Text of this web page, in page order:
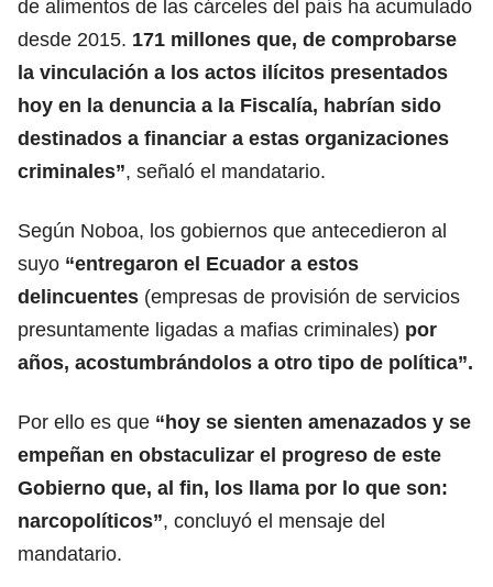
de alimentos de las cárceles del país ha acumulado
desde 2015. 171 millones que, de comprobarse
la vinculación a los actos ilícitos presentados
hoy en la denuncia a la Fiscalía, habrían sido
destinados a financiar a estas organizaciones
criminales”, señaló el mandatario.
Según Noboa, los gobiernos que antecedieron al
suyo “entregaron el Ecuador a estos
delincuentes (empresas de provisión de servicios
presuntamente ligadas a mafias criminales) por
años, acostumbrándolos a otro tipo de política”.
Por ello es que “hoy se sienten amenazados y se
empeñan en obstaculizar el progreso de este
Gobierno que, al fin, los llama por lo que son:
narcopolíticos”, concluyó el mensaje del
mandatario.